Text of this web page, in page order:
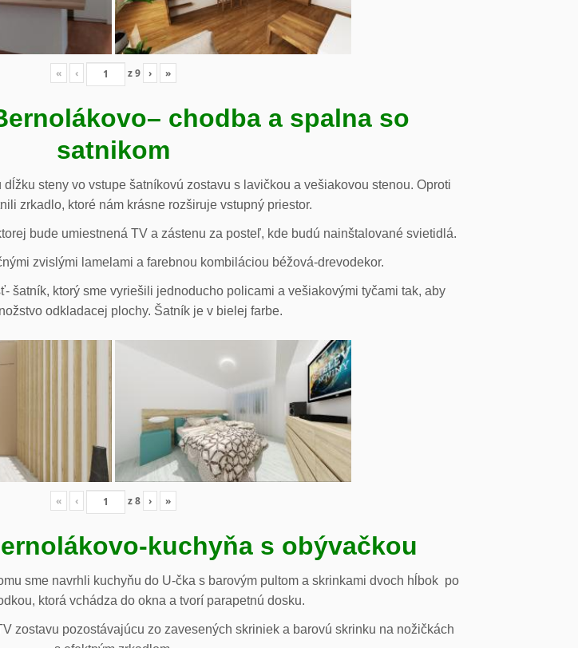
« ‹ z9 › »
– chodba a spalna so
satnikom
steny vo vstupe šatníkovú zostavu s lavičkou a vešiakovou stenou. Oproti
zrkadlo, ktoré nám krásne rozširuje vstupný priestor.
bude umiestnená TV a zástenu za posteľ, kde budú nainštalované svietidlá.
zvislými lamelami a farebnou kombiláciou béžová-drevodekor.
šatník, ktorý sme vyriešili jednoducho policami a vešiakovými tyčami tak, aby
odkladacej plochy. Šatník je v bielej farbe.
« ‹ z8 › »
kuchyňa s obývačkou
sme navrhli kuchyňu do U-čka s barovým pultom a skrinkami dvoch hĺbok po
ktorá vchádza do okna a tvorí parapetnú dosku.
zostavu pozostávajúcu zo zavesených skriniek a barovú skrinku na nožičkách